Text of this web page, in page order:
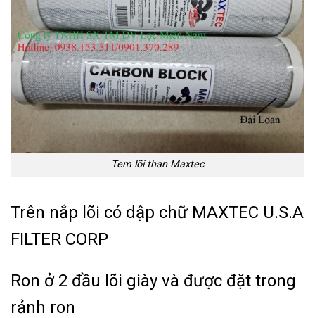
Tem lõi than Maxtec
Trên nắp lõi có dập chữ MAXTEC U.S.A
FILTER CORP
Ron ở 2 đầu lõi giày và được đặt trong
rảnh ron